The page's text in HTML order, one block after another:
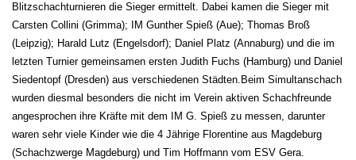
Blitzschachturnieren die Sieger ermittelt. Dabei kamen die Sieger mit
Carsten Collini (Grimma); IM Gunther Spieß (Aue); Thomas Broß
(Leipzig); Harald Lutz (Engelsdorf); Daniel Platz (Annaburg) und die im
letzten Turnier gemeinsamen ersten Judith Fuchs (Hamburg) und Daniel
Siedentopf (Dresden) aus verschiedenen Städten. Beim Simultanschach
wurden diesmal besonders die nicht im Verein aktiven Schachfreunde
angesprochen ihre Kräfte mit dem IM G. Spieß zu messen, darunter
waren sehr viele Kinder wie die 4 Jährige Florentine aus Magdeburg
(Schachzwerge Magdeburg) und Tim Hoffmann vom ESV Gera.